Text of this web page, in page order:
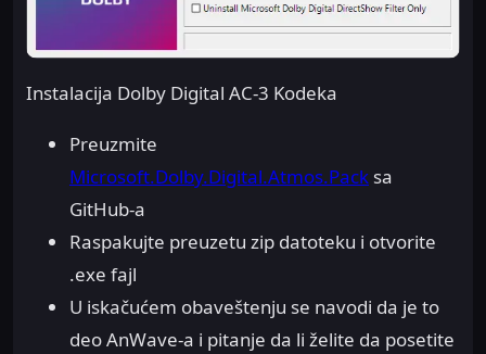
Instalacija Dolby Digital AC-3 Kodeka
Preuzmite
Microsoft.Dolby.Digital.Atmos.Pack sa
GitHub-a
Raspakujte preuzetu zip datoteku i otvorite
.exe fajl
U iskačućem obaveštenju se navodi da je to
deo AnWave-a i pitanje da li želite da posetite